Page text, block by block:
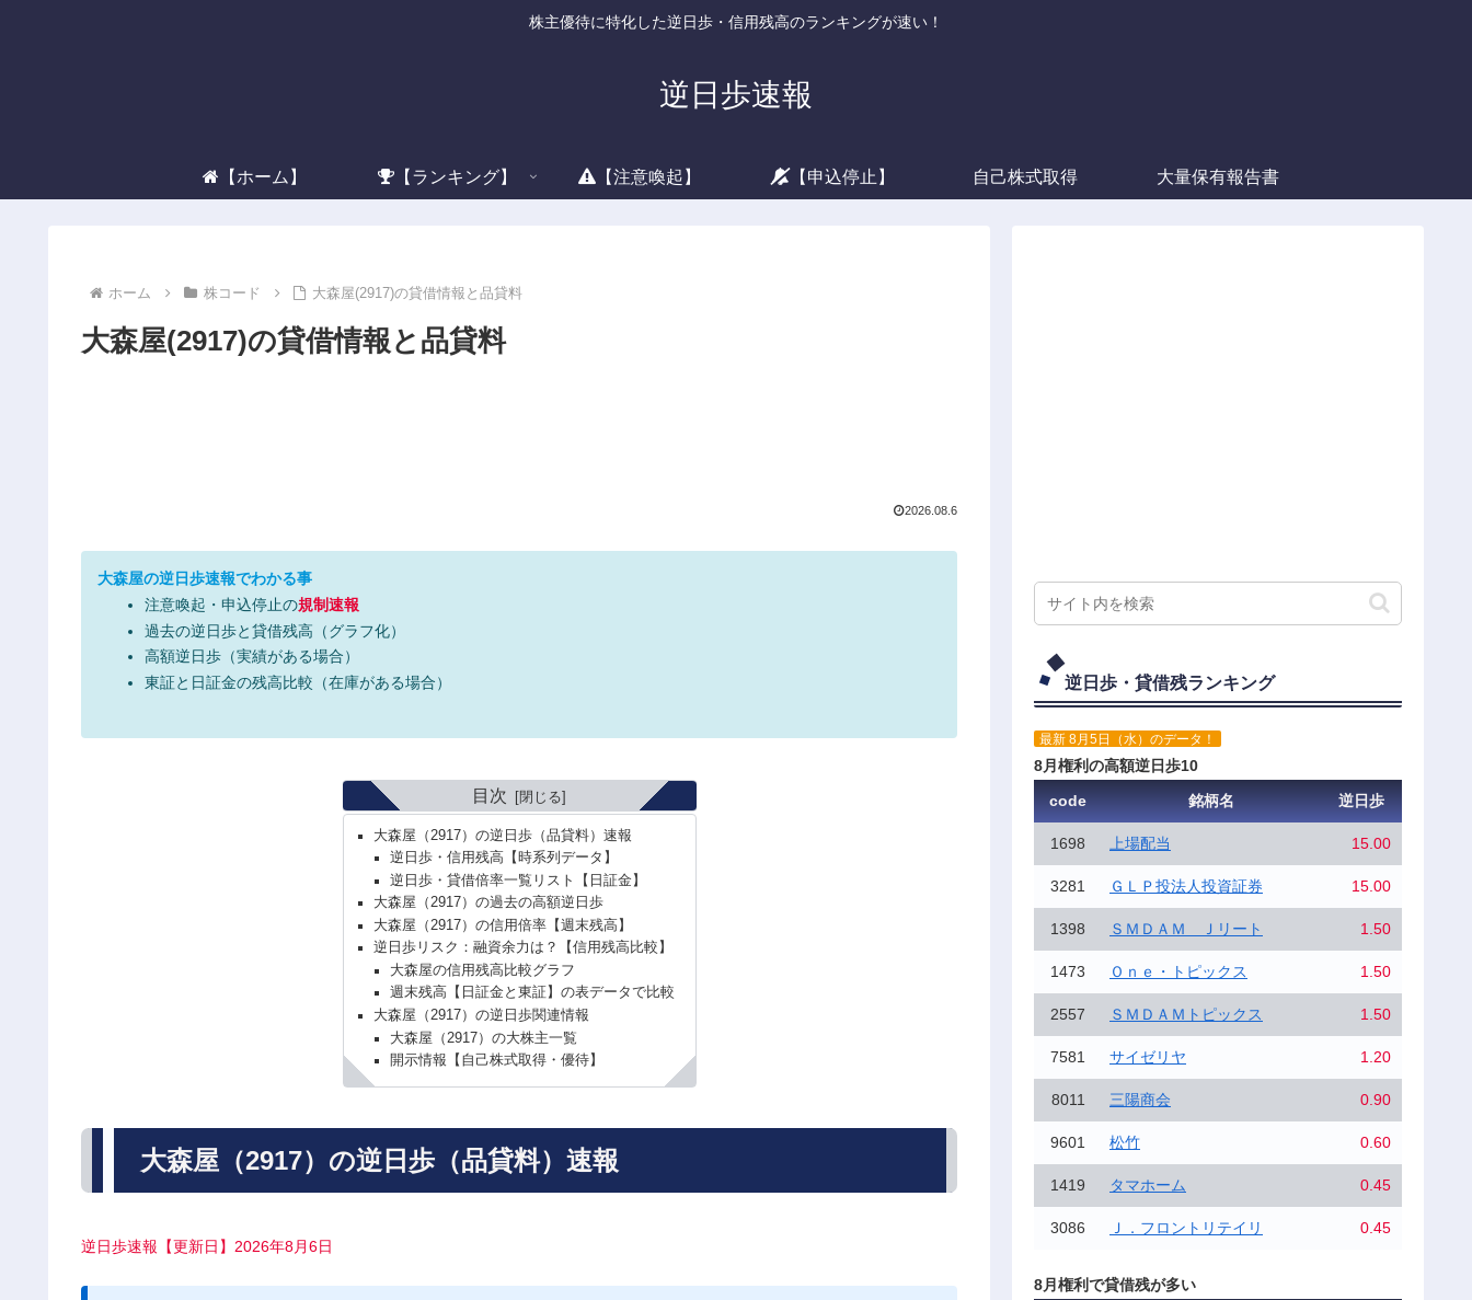
株主優待に特化した逆日歩・信用残高のランキングが速い！
逆日歩速報
【ホーム】 【ランキング】 【注意喚起】 【申込停止】 自己株式取得 大量保有報告書
ホーム 株コード 大森屋(2917)の貸借情報と品貸料
大森屋(2917)の貸借情報と品貸料
2026.08.6
大森屋の逆日歩速報でわかる事
注意喚起・申込停止の規制速報
過去の逆日歩と貸借残高（グラフ化）
高額逆日歩（実績がある場合）
東証と日証金の残高比較（在庫がある場合）
目次
大森屋（2917）の逆日歩（品貸料）速報
逆日歩・信用残高【時系列データ】
逆日歩・貸借倍率一覧リスト【日証金】
大森屋（2917）の過去の高額逆日歩
大森屋（2917）の信用倍率【週末残高】
逆日歩リスク：融資余力は？【信用残高比較】
大森屋の信用残高比較グラフ
週末残高【日証金と東証】の表データで比較
大森屋（2917）の逆日歩関連情報
大森屋（2917）の大株主一覧
開示情報【自己株式取得・優待】
大森屋（2917）の逆日歩（品貸料）速報
逆日歩速報【更新日】2026年8月6日
逆日歩・貸借残ランキング
最新 8月5日（水）のデータ！
8月権利の高額逆日歩10
code
銘柄名 逆日歩
1698 上場配当 15.00
3281 ＧＬＰ投法人投資証券 15.00
1398 ＳＭＤＡＭ Ｊリート 1.50
1473 Ｏｎｅ・トピックス 1.50
2557 ＳＭＤＡＭトピックス 1.50
7581 サイゼリヤ 1.20
8011 三陽商会 0.90
9601 松竹 0.60
1419 タマホーム 0.45
3086 Ｊ．フロントリテイリ 0.45
8月権利で貸借残が多い